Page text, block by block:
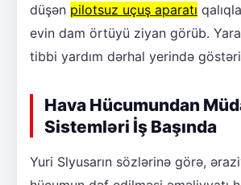
düşən pilotsuz uçuş aparatı
evin dam örtüyü ziyan görüb.
tibbi yardım dərhal yerində
Hava Hücumundan
Sistemləri İş Başında
Yuri Slyusarın sözlərinə görə,